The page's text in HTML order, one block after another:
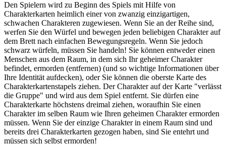
Den Spielern wird zu Beginn des Spiels mit Hilfe von
Charakterkarten heimlich einer von zwanzig einzigartigen,
schwachen Charakteren zugewiesen. Wenn Sie an der Reihe sind,
werfen Sie den Würfel und bewegen jeden beliebigen Charakter auf
dem Brett nach einfachen Bewegungsregeln. Wenn Sie jedoch
schwarz würfeln, müssen Sie handeln! Sie können entweder einen
Menschen aus dem Raum, in dem sich Ihr geheimer Charakter
befindet, ermorden (entfernen) (und so wichtige Informationen über
Ihre Identität aufdecken), oder Sie können die oberste Karte des
Charakterkartenstapels ziehen. Der Charakter auf der Karte "verlässt
die Gruppe" und wird aus dem Spiel entfernt. Sie dürfen eine
Charakterkarte höchstens dreimal ziehen, woraufhin Sie einen
Charakter im selben Raum wie Ihren geheimen Charakter ermorden
müssen. Wenn Sie der einzige Charakter in einem Raum sind und
bereits drei Charakterkarten gezogen haben, sind Sie entehrt und
müssen sich selbst ermorden!